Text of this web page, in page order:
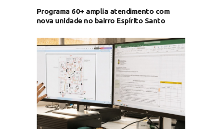
Programa 60+ amplia atendimento com
nova unidade no bairro Espírito Santo